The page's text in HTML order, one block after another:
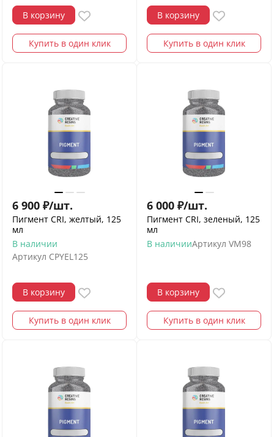
В корзину
Купить в один клик
В корзину
Купить в один клик
6 900 ₽/шт.
Пигмент CRI, желтый, 125
мл
В наличии
Артикул CPYEL125
В корзину
Купить в один клик
6 000 ₽/шт.
Пигмент CRI, зеленый, 125
мл
В наличииАртикул VM98
В корзину
Купить в один клик